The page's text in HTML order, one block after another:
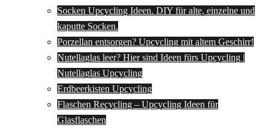
Socken Upcycling Ideen. DIY für alte, einzelne und
kaputte Socken.
Porzellan entsorgen? Upcycling mit altem Geschirr!
Nutellaglas leer? Hier sind Ideen fürs Upcycling |
Nutellaglas Upcycling
Erdbeerkisten Upcycling
Flaschen Recycling – Upcycling Ideen für
Glasflaschen